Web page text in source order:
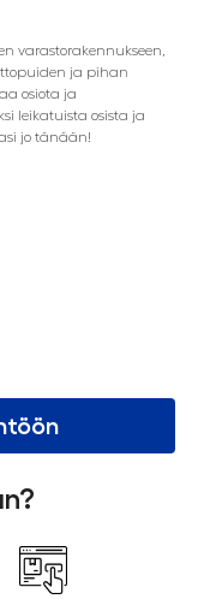
varastorakennukseen,
ja pihan
osiota ja
leikatuista osista ja
jo tänään!